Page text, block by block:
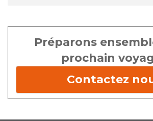
Préparons
prochain
Contactez